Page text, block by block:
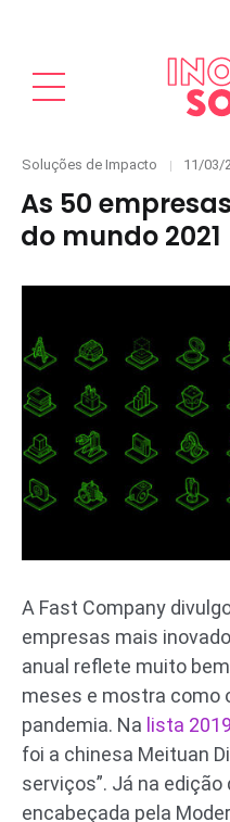
Categories
Soluções de Impacto
Posted
11/03/
As 50
do mundo 2021
A Fast Company
empresas mais
anual reflete muito
meses e mostra como
pandemia. Na lista 2019
foi a chinesa Meituan
serviços”. Já na
encabeçada pela